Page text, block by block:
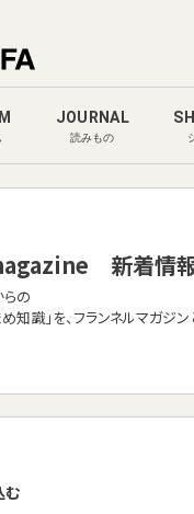
JOURNAL
読みもの
新着情
らの
知識」を、フランネルマガジン
む